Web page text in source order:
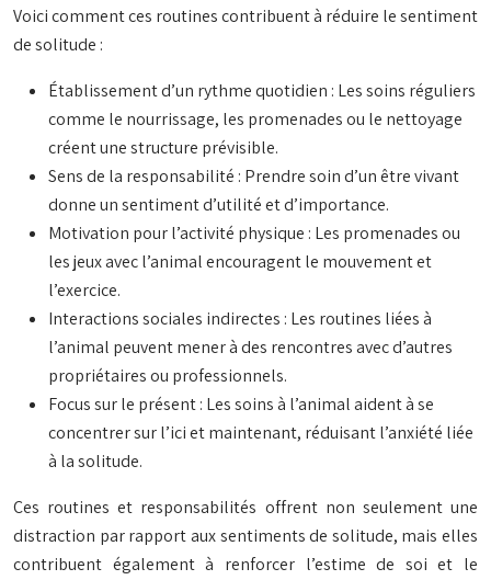
Voici comment ces routines contribuent à réduire le sentiment
de solitude :
Établissement d’un rythme quotidien : Les soins réguliers
comme le nourrissage, les promenades ou le nettoyage
créent une structure prévisible.
Sens de la responsabilité : Prendre soin d’un être vivant
donne un sentiment d’utilité et d’importance.
Motivation pour l’activité physique : Les promenades ou
les jeux avec l’animal encouragent le mouvement et
l’exercice.
Interactions sociales indirectes : Les routines liées à
l’animal peuvent mener à des rencontres avec d’autres
propriétaires ou professionnels.
Focus sur le présent : Les soins à l’animal aident à se
concentrer sur l’ici et maintenant, réduisant l’anxiété liée
à la solitude.
Ces routines et responsabilités offrent non seulement une
distraction par rapport aux sentiments de solitude, mais elles
contribuent également à renforcer l’estime de soi et le